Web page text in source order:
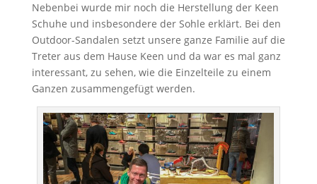
Nebenbei wurde mir noch die Herstellung der Keen
Schuhe und insbesondere der Sohle erklärt. Bei den
Outdoor-Sandalen setzt unsere ganze Familie auf die
Treter aus dem Hause Keen und da war es mal ganz
interessant, zu sehen, wie die Einzelteile zu einem
Ganzen zusammengefügt werden.